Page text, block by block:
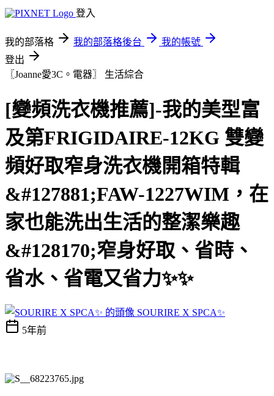
登入
我的部落格 我的部落格後台
我的帳號
登出
〖Joanne愛3C。電器〗 生活綜合
[變頻洗衣機推薦]-我的美型富
及第FRIGIDAIRE-12KG 雙變
頻好取窄身洗衣機開箱特輯
&#127881;FAW-1227WIM，在
家也能洗出生活的整潔樂趣
&#128170;窄身好取、省時、
省水、省電又省力✨✨
SOURIRE X SPCA✨
5年前